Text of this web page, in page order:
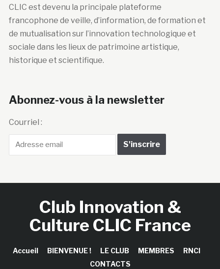
CLIC est devenu la principale plateforme
francophone de veille, d’information, de formation et
de mutualisation sur l’innovation technologique et
sociale dans les lieux de patrimoine artistique,
historique et scientifique.
Abonnez-vous à la newsletter
Courriel :
Club Innovation &
Culture CLIC France
Accueil BIENVENUE ! LE CLUB MEMBRES
RNCI
CONTACTS